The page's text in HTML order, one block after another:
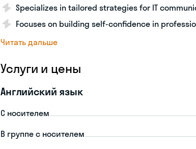
Specializes in tailored strategies for IT
Focuses on building self-confidence in
Читать дальше
Услуги и цены
Английский язык
С носителем
В группе с носителем